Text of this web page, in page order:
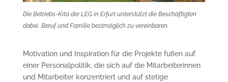
Die Betriebs-Kita der LEG in Erfurt unterstützt die Beschäftigten
dabei, Beruf und Familie bestmöglich zu vereinbaren.
Motivation und Inspiration für die Projekte fußen auf
einer Personalpolitik, die sich auf die Mitarbeiterinnen
und Mitarbeiter konzentriert und auf stetige